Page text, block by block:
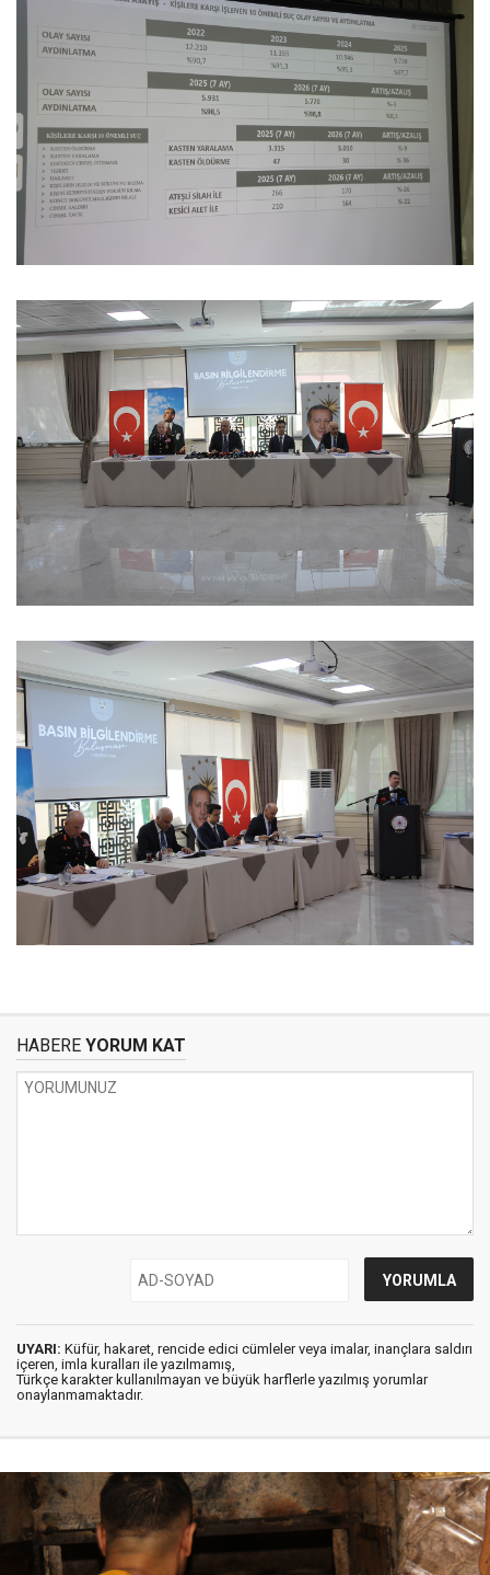
HABERE YORUM KAT
UYARI: Küfür, hakaret, rencide edici cümleler veya imalar, inançlara saldırı
içeren, imla kuralları ile yazılmamış,
Türkçe karakter kullanılmayan ve büyük harflerle yazılmış yorumlar
onaylanmamaktadır.